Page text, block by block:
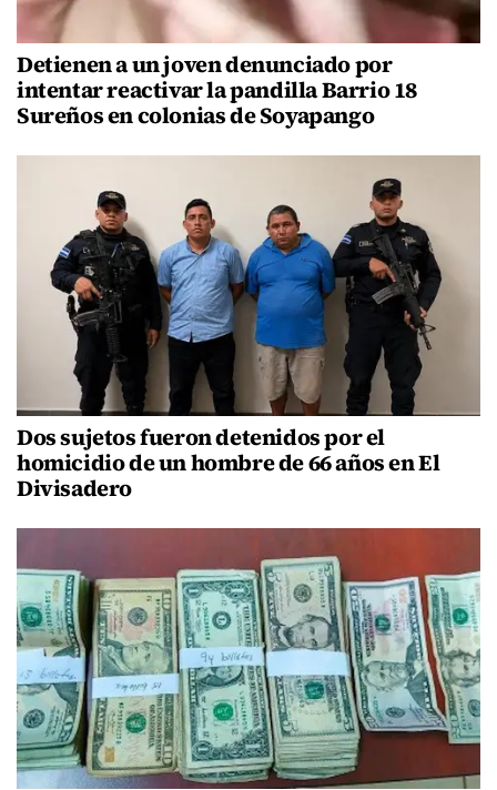
Detienen a un joven denunciado por
intentar reactivar la pandilla Barrio 18
Sureños en colonias de Soyapango
Dos sujetos fueron detenidos por el
homicidio de un hombre de 66 años en El
Divisadero